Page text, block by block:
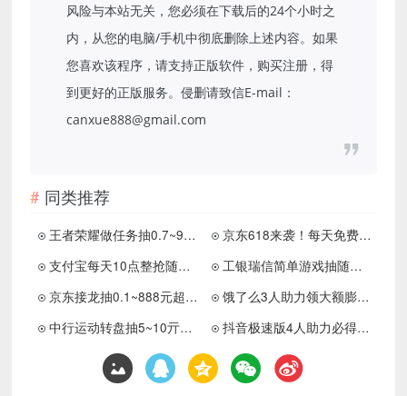
风险与本站无关，您必须在下载后的24个小时之
内，从您的电脑/手机中彻底删除上述内容。如果
您喜欢该程序，请支持正版软件，购买注册，得
到更好的正版服务。侵删请致信E-mail：
canxue888@gmail.com
同类推荐
王者荣耀做任务抽0.7~99元红包
京东618来袭！每天免费领取红包！
支付宝每天10点整抢随机红包
工银瑞信简单游戏抽随机红包
京东接龙抽0.1~888元超市卡
饿了么3人助力领大额膨胀红包
中行运动转盘抽5~10亓立减金
抖音极速版4人助力必得5元红包